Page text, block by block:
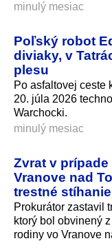
minulý mesiac
Poľský robot
diviaky, v
plesu
Po asfaltovej ceste
20. júla 2026
Warchocki.
minulý mesiac
Zvrat v
Vranove nad
trestné stíhanie
Prokurátor zastavil
ktorý bol obvinený
rodiny vo Vranove